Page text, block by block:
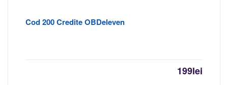
Cod 200 Credite OBDeleven
199lei